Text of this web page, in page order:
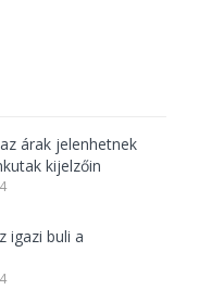
árak jelenhetnek
kijelzőin
igazi buli a